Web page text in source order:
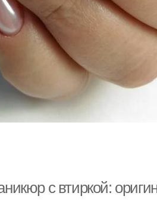
с втиркой: